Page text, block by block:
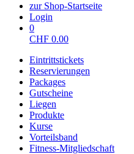
zur Shop-Startseite
Login
0
CHF 0.00
Eintrittstickets
Reservierungen
Packages
Gutscheine
Liegen
Produkte
Kurse
Vorteilsband
Fitness-Mitgliedschaft